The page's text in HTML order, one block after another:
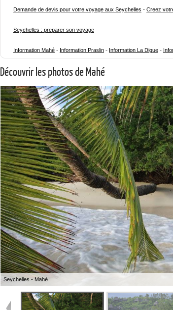
Demande de devis pour votre voyage aux Seychelles - Creez
Seychelles : preparer son voyage
Information Mahé - Information Praslin - Information La Digue -
Découvrir les photos de Mahé
Seychelles - Mahé